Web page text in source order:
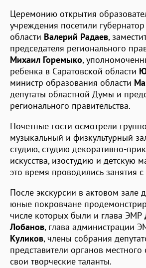
Церемонию открытия
учреждения посетили
области Валерий Радаев,
председателя регионального
Михаил Горемыко,
ребенка в Саратовской области
министр образования области
депутаты областной Думы и
регионального правительства.
Почетные гости осмотрели
музыкальный и физкультурный
студию, студию декоративно-
искусства, изостудию и детскую
это время проводились занятия
После экскурсии в актовом зале
юные покровчане
числе которых были и глава ЭМР
Лобанов, глава администрации
Куликов, члены собрания
представители органов
свои творческие таланты.